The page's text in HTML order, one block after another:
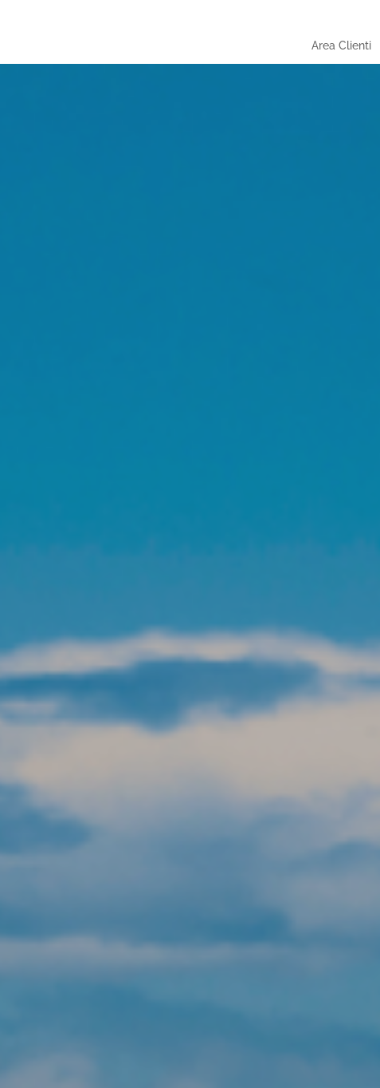
Area Clienti